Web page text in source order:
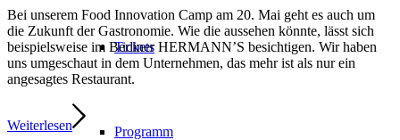
Tickets
Programm
Bei unserem Food Innovation Camp am 20. Mai geht es auch um
die Zukunft der Gastronomie. Wie die aussehen könnte, lässt sich
beispielsweise im Berliner HERMANN’S besichtigen. Wir haben
uns umgeschaut in dem Unternehmen, das mehr ist als nur ein
angesagtes Restaurant.
Weiterlesen